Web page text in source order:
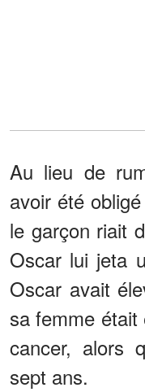
Au lieu de
avoir été
le garçon riait
Oscar lui jeta
Oscar avait
sa femme était
cancer, alors
sept ans.